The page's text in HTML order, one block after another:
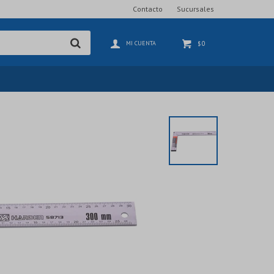
$0
Contacto Sucursales